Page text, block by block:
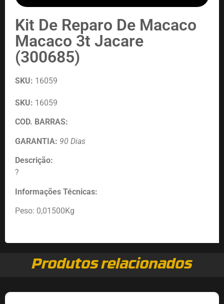
Kit De Reparo De Macaco
Macaco 3t Jacare
(300685)
SKU: 16059
SKU: 16059
COD. BARRAS:
GARANTIA: 90 Dias
Descrição:
?
Informações Técnicas:
Peso: 0,01500Kg
Produtos relacionados